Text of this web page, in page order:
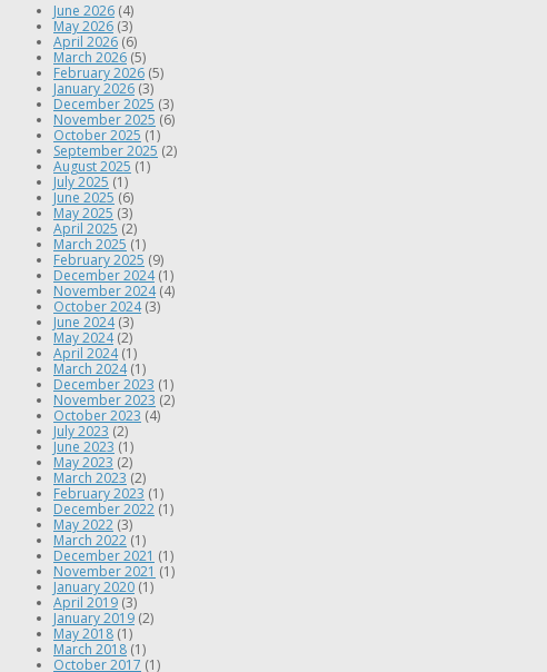
June 2026 (4)
May 2026 (3)
April 2026 (6)
March 2026 (5)
February 2026 (5)
January 2026 (3)
December 2025 (3)
November 2025 (6)
October 2025 (1)
September 2025 (2)
August 2025 (1)
July 2025 (1)
June 2025 (6)
May 2025 (3)
April 2025 (2)
March 2025 (1)
February 2025 (9)
December 2024(1)
November 2024(4)
October 2024(3)
June 2024(3)
May 2024(2)
April 2024(1)
March 2024(1)
December 2023 (1)
November 2023 (2)
October 2023 (4)
July 2023 (2)
June 2023 (1)
May 2023 (2)
March 2023 (2)
February 2023 (1)
December 2022 (1)
May 2022 (3)
March 2022 (1)
December 2021 (1)
November 2021 (1)
January 2020 (1)
April 2019 (3)
January 2019 (2)
May 2018 (1)
March 2018 (1)
October 2017 (1)